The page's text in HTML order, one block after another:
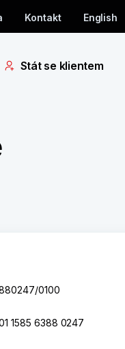
Kontakt English
Stát se klientem
0100
1585 6388 0247